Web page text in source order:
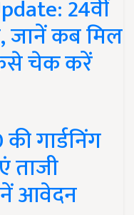
24वीं
जानें कब मिल
चेक करें
गार्डनिंग
ताजी
आवेदन